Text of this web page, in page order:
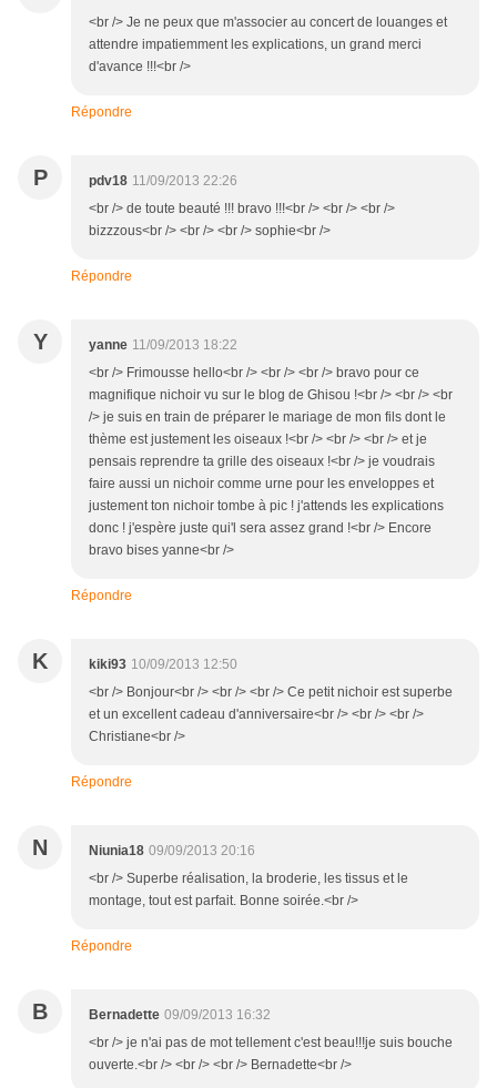
<br /> Je ne peux que m'associer au concert de louanges et
attendre impatiemment les explications, un grand merci
d'avance !!!<br />
Répondre
P pdv18 11/09/2013 22:26
<br /> de toute beauté !!! bravo !!!<br /> <br /> <br />
bizzzous<br /> <br /> <br /> sophie<br />
Répondre
Y yanne 11/09/2013 18:22
<br /> Frimousse hello<br /> <br /> <br /> bravo pour ce
magnifique nichoir vu sur le blog de Ghisou !<br /> <br /> <br
/> je suis en train de préparer le mariage de mon fils dont le
thème est justement les oiseaux !<br /> <br /> <br /> et je
pensais reprendre ta grille des oiseaux !<br /> je voudrais
faire aussi un nichoir comme urne pour les enveloppes et
justement ton nichoir tombe à pic ! j'attends les explications
donc ! j'espère juste qui'l sera assez grand !<br /> Encore
bravo bises yanne<br />
Répondre
K kiki93 10/09/2013 12:50
<br /> Bonjour<br /> <br /> <br /> Ce petit nichoir est superbe
et un excellent cadeau d'anniversaire<br /> <br /> <br />
Christiane<br />
Répondre
N Niunia18 09/09/2013 20:16
<br /> Superbe réalisation, la broderie, les tissus et le
montage, tout est parfait. Bonne soirée.<br />
Répondre
B Bernadette 09/09/2013 16:32
<br /> je n'ai pas de mot tellement c'est beau!!!je suis bouche
ouverte.<br /> <br /> <br /> Bernadette<br />